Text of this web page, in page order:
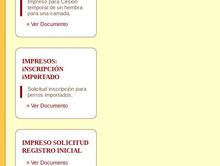
Impreso para Cesión
temporal de un hembra
para una camada.
» Ver Documento
IMPRESOS:
iNSCRIPCIÓN
iMP0RTADO
Solicitud inscripción para
perros importados.
» Ver Documento
IMPRESO SOLICITUD
REGISTRO INICIAL
» Ver Documento